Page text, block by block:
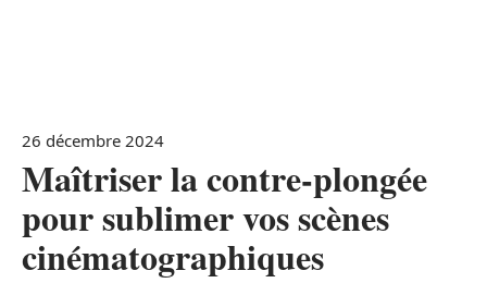
26 décembre 2024
Maîtriser la contre-plongée
pour sublimer vos scènes
cinématographiques